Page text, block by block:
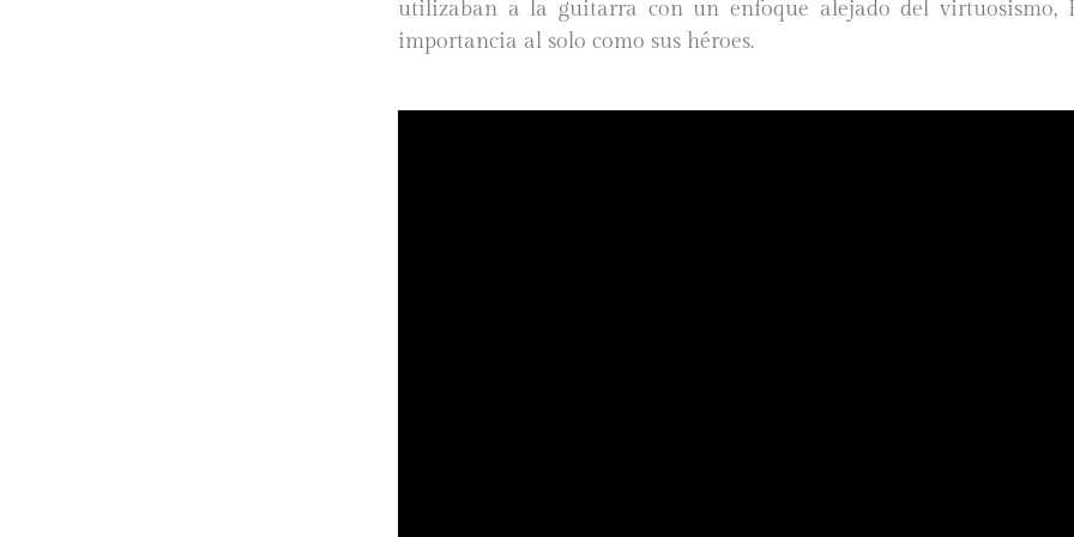
utilizaban a la guitarra con un enfoque alejado del virtuosismo,
importancia al solo como sus héroes.